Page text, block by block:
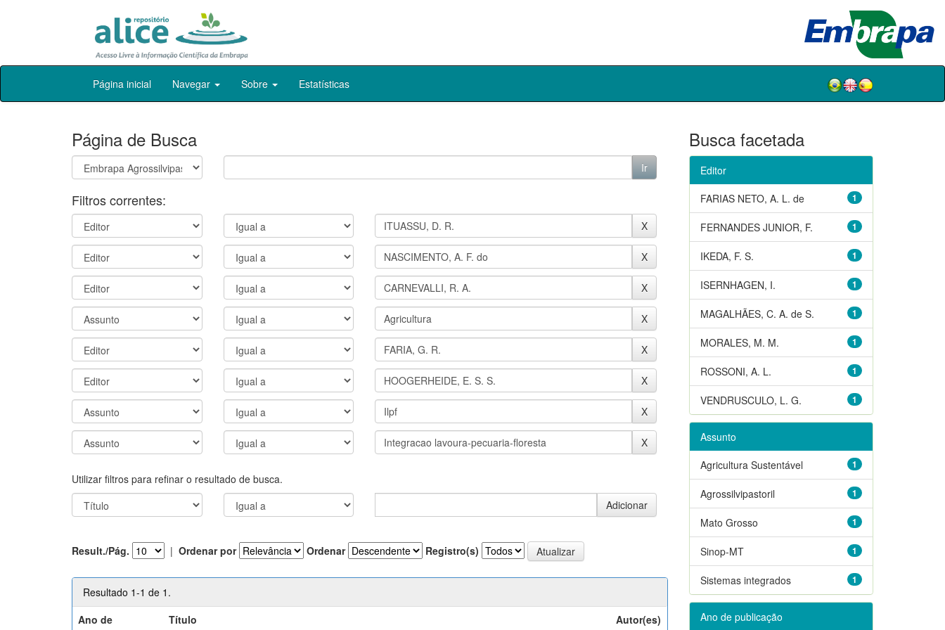
Skip
Página inicial Navegar Sobre Estatísticas
Página de Busca
Filtros correntes:
Utilizar filtros para refinar o resultado de busca.
Result./Pág. | Ordenar por Ordenar Registro(s)
Resultado 1-1 de 1.
Ano de
Título Autor(es)
Busca facetada
Editor
1
FARIAS NETO, A. L. de
1
FERNANDES JUNIOR, F.
1
IKEDA, F. S.
1
ISERNHAGEN, I.
1
MAGALHÃES, C. A. de S.
1
MORALES, M. M.
1
ROSSONI, A. L.
1
VENDRUSCULO, L. G.
Assunto
1
Agricultura Sustentável
1
Agrossilvipastoril
1
Mato Grosso
1
Sinop-MT
1
Sistemas integrados
Ano de publicação